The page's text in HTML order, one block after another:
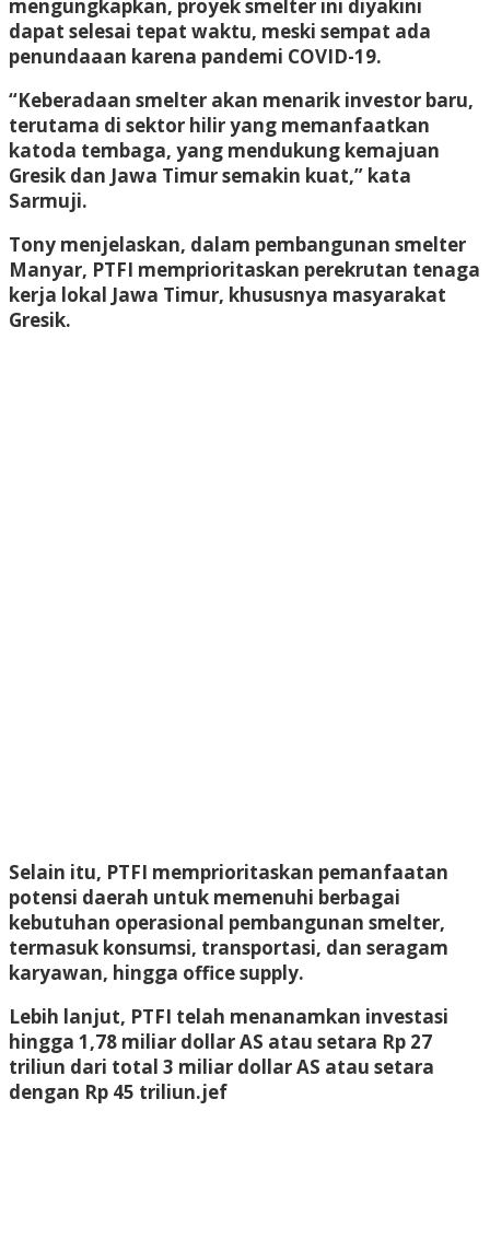
mengungkapkan, proyek smelter ini diyakini
dapat selesai tepat waktu, meski sempat ada
penundaaan karena pandemi COVID-19.
“Keberadaan smelter akan menarik investor baru,
terutama di sektor hilir yang memanfaatkan
katoda tembaga, yang mendukung kemajuan
Gresik dan Jawa Timur semakin kuat,” kata
Sarmuji.
Tony menjelaskan, dalam pembangunan smelter
Manyar, PTFI memprioritaskan perekrutan tenaga
kerja lokal Jawa Timur, khususnya masyarakat
Gresik.
Selain itu, PTFI memprioritaskan pemanfaatan
potensi daerah untuk memenuhi berbagai
kebutuhan operasional pembangunan smelter,
termasuk konsumsi, transportasi, dan seragam
karyawan, hingga office supply.
Lebih lanjut, PTFI telah menanamkan investasi
hingga 1,78 miliar dollar AS atau setara Rp 27
triliun dari total 3 miliar dollar AS atau setara
dengan Rp 45 triliun.jef